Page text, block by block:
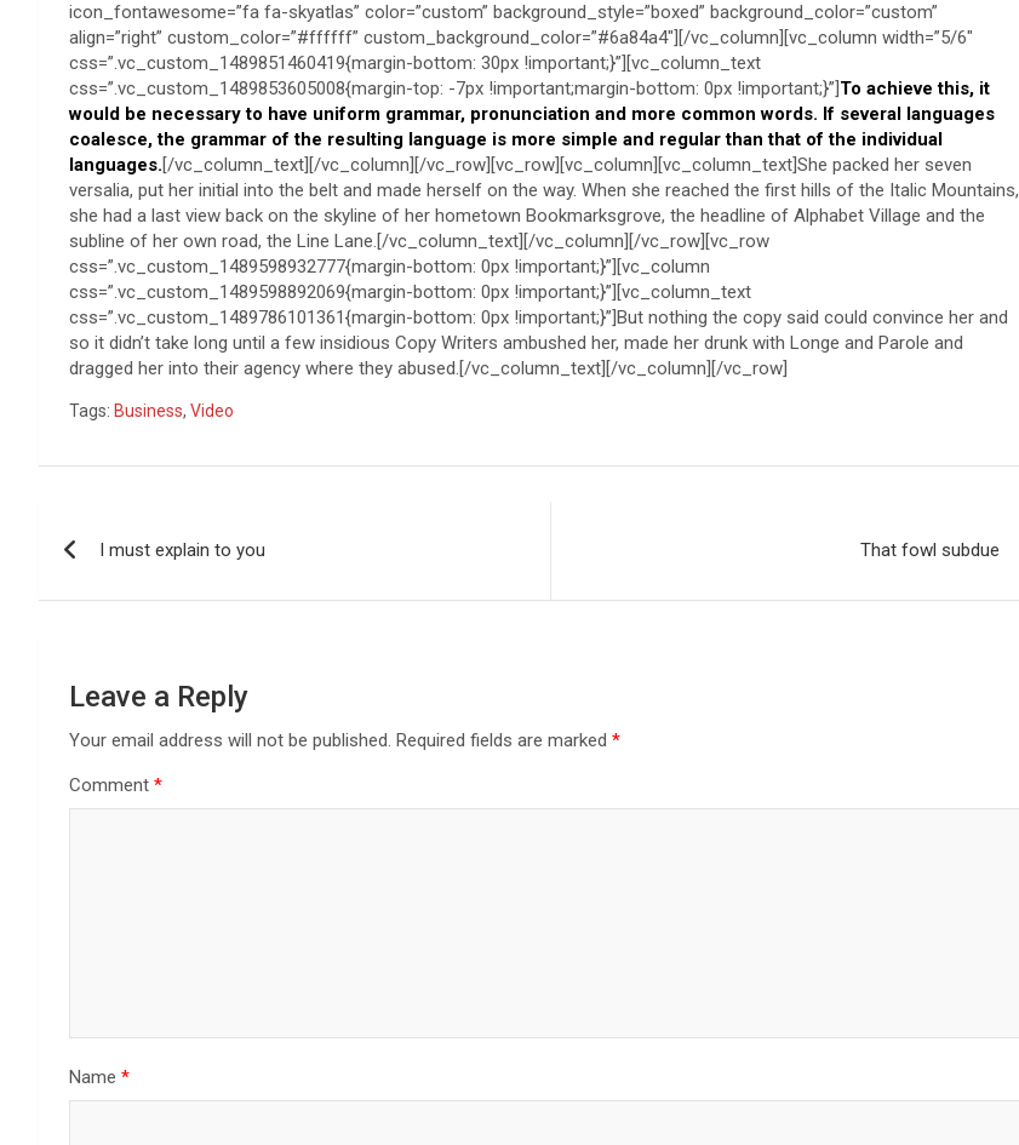
icon_fontawesome=”fa fa-skyatlas” color=”custom” background_style=”boxed” background_color=”custom”
align=”right” custom_color=”#ffffff” custom_background_color=”#6a84a4″][/vc_column][vc_column width=”5/6″
css=”.vc_custom_1489851460419{margin-bottom: 30px !important;}”][vc_column_text
css=”.vc_custom_1489853605008{margin-top: -7px !important;margin-bottom: 0px !important;}”]To achieve this, it
would be necessary to have uniform grammar, pronunciation and more common words. If several languages
coalesce, the grammar of the resulting language is more simple and regular than that of the individual
languages.[/vc_column_text][/vc_column][/vc_row][vc_row][vc_column][vc_column_text]She packed her seven
versalia, put her initial into the belt and made herself on the way. When she reached the first hills of the Italic Mountains,
she had a last view back on the skyline of her hometown Bookmarksgrove, the headline of Alphabet Village and the
subline of her own road, the Line Lane.[/vc_column_text][/vc_column][/vc_row][vc_row
css=”.vc_custom_1489598932777{margin-bottom: 0px !important;}”][vc_column
css=”.vc_custom_1489598892069{margin-bottom: 0px !important;}”][vc_column_text
css=”.vc_custom_1489786101361{margin-bottom: 0px !important;}”]But nothing the copy said could convince her and
so it didn’t take long until a few insidious Copy Writers ambushed her, made her drunk with Longe and Parole and
dragged her into their agency where they abused.[/vc_column_text][/vc_column][/vc_row]
Tags: Business, Video
navigation
I must explain to you That fowl subdue
Leave a Reply
Your email address will not be published. Required fields are marked *
Comment *
Name *